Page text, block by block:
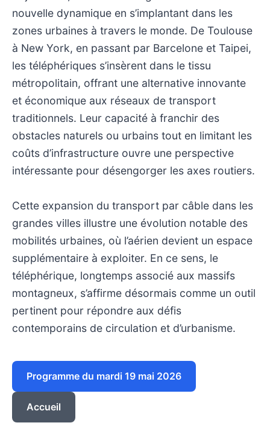
nouvelle dynamique en s’implantant dans les
zones urbaines à travers le monde. De Toulouse
à New York, en passant par Barcelone et Taipei,
les téléphériques s’insèrent dans le tissu
métropolitain, offrant une alternative innovante
et économique aux réseaux de transport
traditionnels. Leur capacité à franchir des
obstacles naturels ou urbains tout en limitant les
coûts d’infrastructure ouvre une perspective
intéressante pour désengorger les axes routiers.
Cette expansion du transport par câble dans les
grandes villes illustre une évolution notable des
mobilités urbaines, où l’aérien devient un espace
supplémentaire à exploiter. En ce sens, le
téléphérique, longtemps associé aux massifs
montagneux, s’affirme désormais comme un outil
pertinent pour répondre aux défis
contemporains de circulation et d’urbanisme.
Programme du mardi 19 mai 2026
Accueil